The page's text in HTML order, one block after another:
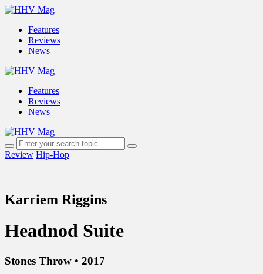
Features
Reviews
News
Features
Reviews
News
Review Hip-Hop
Karriem Riggins
Headnod Suite
Stones Throw • 2017